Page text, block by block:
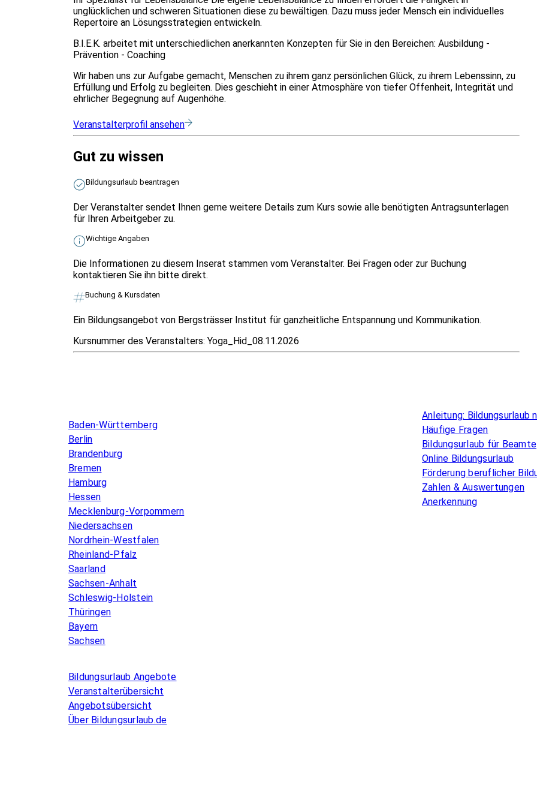
unglücklichen und schweren Situationen diese zu bewältigen. Dazu muss jeder Mensch ein individuelles
Repertoire an Lösungsstrategien entwickeln.
B.I.E.K. arbeitet mit unterschiedlichen anerkannten Konzepten für Sie in den Bereichen: Ausbildung -
Prävention - Coaching
Wir haben uns zur Aufgabe gemacht, Menschen zu ihrem ganz persönlichen Glück, zu ihrem Lebenssinn, zu
Erfüllung und Erfolg zu begleiten. Dies geschieht in einer Atmosphäre von tiefer Offenheit, Integrität und
ehrlicher Begegnung auf Augenhöhe.
Veranstalterprofil ansehen
Gut zu wissen
Bildungsurlaub beantragen
Der Veranstalter sendet Ihnen gerne weitere Details zum Kurs sowie alle benötigten Antragsunterlagen
für Ihren Arbeitgeber zu.
Wichtige Angaben
Die Informationen zu diesem Inserat stammen vom Veranstalter. Bei Fragen oder zur Buchung
kontaktieren Sie ihn bitte direkt.
Buchung & Kursdaten
Ein Bildungsangebot von Bergsträsser Institut für ganzheitliche Entspannung und Kommunikation.
Kursnummer des Veranstalters: Yoga_Hid_08.11.2026
Baden-Württemberg
Berlin
Brandenburg
Bremen
Hamburg
Hessen
Mecklenburg-Vorpommern
Niedersachsen
Nordrhein-Westfalen
Rheinland-Pfalz
Saarland
Sachsen-Anhalt
Schleswig-Holstein
Thüringen
Bayern
Sachsen
Anleitung: Bildungsurlaub
Häufige Fragen
Bildungsurlaub für Beamte
Online Bildungsurlaub
Förderung beruflicher
Zahlen & Auswertungen
Anerkennung
Bildungsurlaub Angebote
Veranstalterübersicht
Angebotsübersicht
Über Bildungsurlaub.de